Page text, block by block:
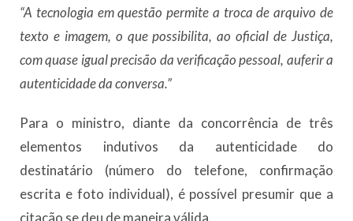
“A tecnologia em questão permite a troca de arquivo de
texto e imagem, o que possibilita, ao oficial de Justiça,
com quase igual precisão da verificação pessoal, auferir a
autenticidade da conversa.”
Para o ministro, diante da concorrência de três
elementos indutivos da autenticidade do
destinatário (número do telefone, confirmação
escrita e foto individual), é possível presumir que a
citação se deu de maneira válida.